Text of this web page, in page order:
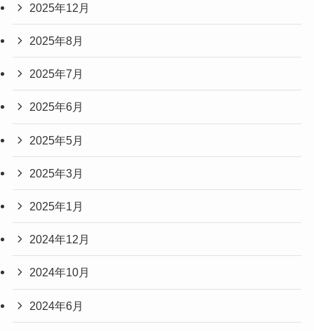
2025年12月
2025年8月
2025年7月
2025年6月
2025年5月
2025年3月
2025年1月
2024年12月
2024年10月
2024年6月